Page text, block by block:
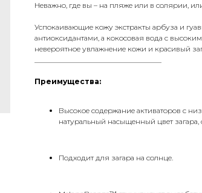
Неважно, где вы – на пляже или в солярии,
Успокаивающие кожу экстракты арбуза и
антиоксидантами, а кокосовая вода с
невероятное увлажнение кожи и красивый
Преимущества:
Высокое содержание активаторов с
натуральный насыщенный цвет
Подходит для загара на солнце.